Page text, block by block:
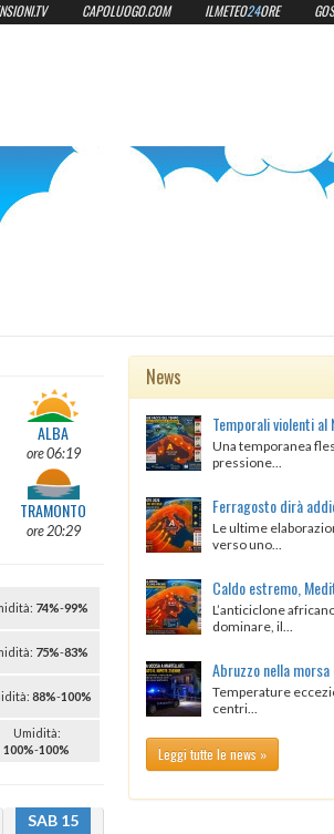
ALBA
ore 06:19
TRAMONTO
ore 20:29
: 74%-99%
: 75%-83%
: 88%-100%
Umidità:
100%-100%
SAB 15
News
Temporali violenti al
Una temporanea
pressione...
Ferragosto dirà addio
Le ultime
verso uno...
Caldo estremo,
L’anticiclone
dominare, il...
Abruzzo nella morsa
Temperature
centri...
Leggi tutte le news »
CAPOLUOGO.COM ILMETEO24ORE